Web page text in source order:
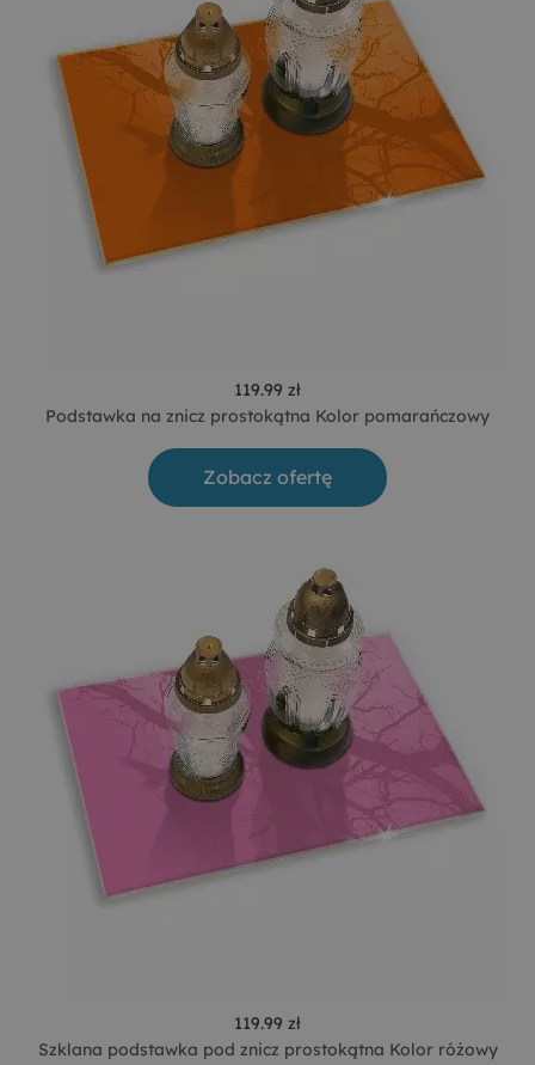
119.99 zł
Podstawka na znicz prostokątna Kolor pomarańczowy
Zobacz ofertę
119.99 zł
Szklana podstawka pod znicz prostokątna Kolor różowy